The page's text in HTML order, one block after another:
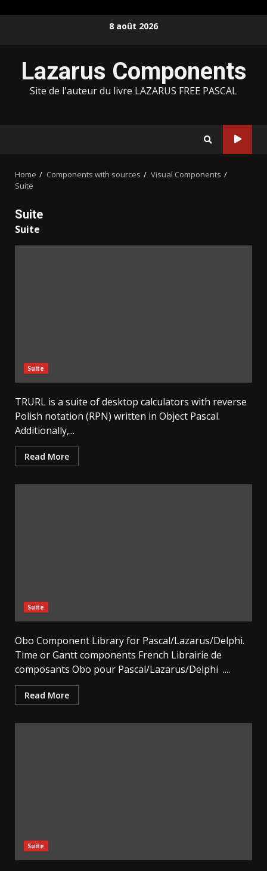
8 août 2026
Lazarus Components
Site de l'auteur du livre LAZARUS FREE PASCAL
Home Components with sources
Visual Components
Suite
Suite
Suite
Suite
TRURL is a suite of desktop calculators with reverse
Polish notation (RPN) written in Object Pascal.
Additionally,...
Read More
Suite
Obo Component Library for Pascal/Lazarus/Delphi.
Time or Gantt components French Librairie de
composants Obo pour Pascal/Lazarus/Delphi ....
Read More
Suite